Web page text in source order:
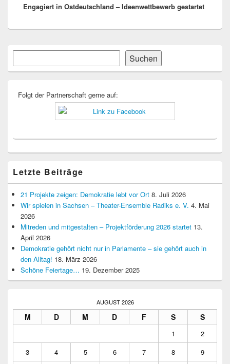
Beitrag:
Engagiert in Ostdeutschland – Ideenwettbewerb gestartet
Primärer
Widgetbereich
Suchen
Folgt der Partnerschaft gerne auf:
Letzte Beiträge
21 Projekte zeigen: Demokratie lebt vor Ort 8. Juli 2026
Wir spielen in Sachsen – Theater-Ensemble Radiks e. V. 4. Mai
2026
Mitreden und mitgestalten – Projektförderung 2026 startet 13.
April 2026
Demokratie gehört nicht nur in Parlamente – sie gehört auch in
den Alltag! 18. März 2026
Schöne Feiertage… 19. Dezember 2025
AUGUST 2026
M D M D F S S
1
2
3
4 5 6 7 8 9